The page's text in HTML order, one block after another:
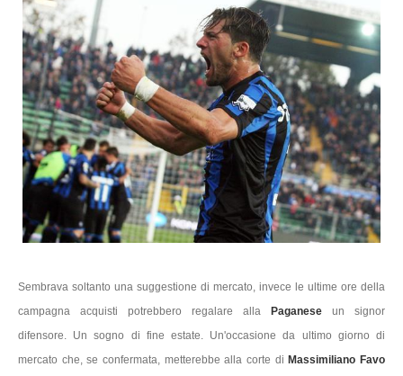
Sembrava soltanto una suggestione di mercato, invece le ultime ore della
campagna acquisti potrebbero regalare alla
Paganese un signor
difensore. Un sogno di fine estate. Un'occasione da ultimo giorno di
mercato che, se confermata, metterebbe alla corte di Massimiliano Favo